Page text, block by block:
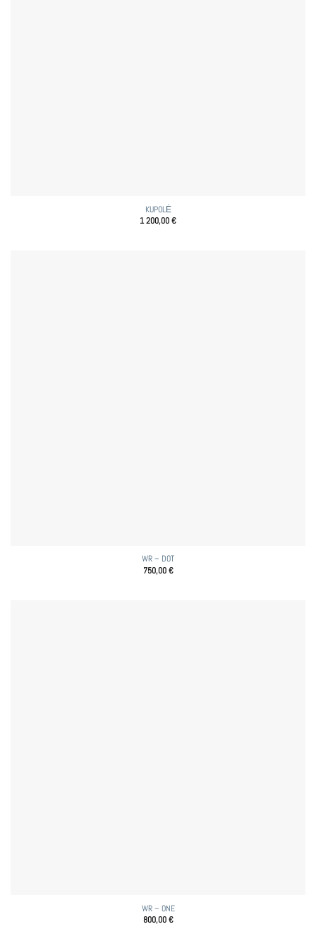
KUPOLĖ
1 200,00€
WR – DOT
750,00€
WR – ONE
800,00€